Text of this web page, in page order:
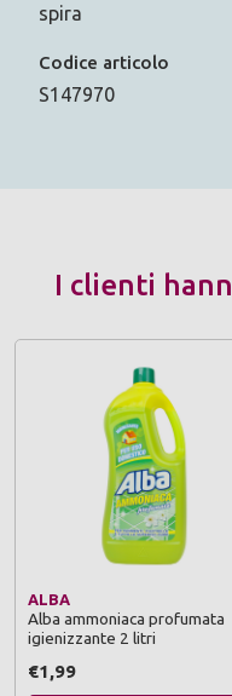
spira
Codice articolo
S147970
I clienti
ALBA
Alba ammoniaca profumata
igienizzante 2 litri
€1,99